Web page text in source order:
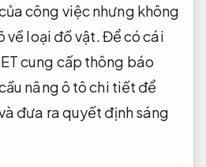
công việc nhưng không
về loại đồ vật. Để có cái
cung cấp thông báo
nâng ô tô chi tiết để
đưa ra quyết định sáng